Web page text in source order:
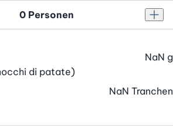
di patate)
NaN g
NaN Tranchen